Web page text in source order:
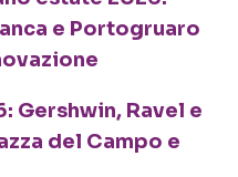
e Portogruaro
Gershwin, Ravel e
del Campo e